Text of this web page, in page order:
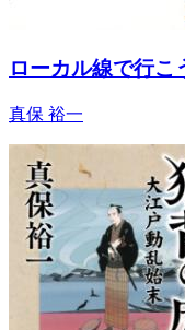
ローカル線で行こ
真保 裕一